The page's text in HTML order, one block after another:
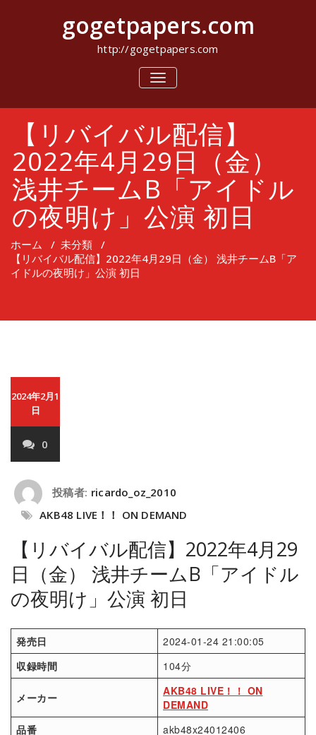
キ
gogetpapers.com
http://gogetpapers.com
ナ
ビ
シ
ョ
ン
を
切
り
替
え
【リバイバル配信】
2022年4月29日（金）
浅井チームB「アイドル
の夜明け」公演 初日
ホーム / 未分類 /
【リバイバル配信】2022年4月29日（金） 浅井チームB「ア
イドルの夜明け」公演 初日
2024年2月1
日
0
投稿者: ricardo_oz_2010
AKB48 LIVE！！ ON DEMAND
【リバイバル配信】2022年4月29
日（金） 浅井チームB「アイドル
の夜明け」公演 初日
発売日
2024-01-24 21:00:05
収録時間
104分
メーカー
AKB48 LIVE！！ ON
DEMAND
品番
akb48x24012406